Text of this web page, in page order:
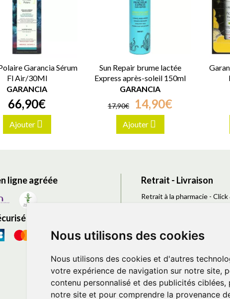
Nous utilisons des cookies
Nous utilisons des cookies et d'autres
votre expérience de navigation sur notre site,
contenu personnalisé et des publicités
notre site et pour comprendre la provenance
Garancia Sérum
Fl Air/30Ml
GARANCIA
66,90€
Ajouter
Sun Repair brume lactée
Express après-soleil 150ml
GARANCIA
17,90€ 14,90€
Ajouter
ligne agréée Retrait - Livraison
Retrait à la pharmacie -